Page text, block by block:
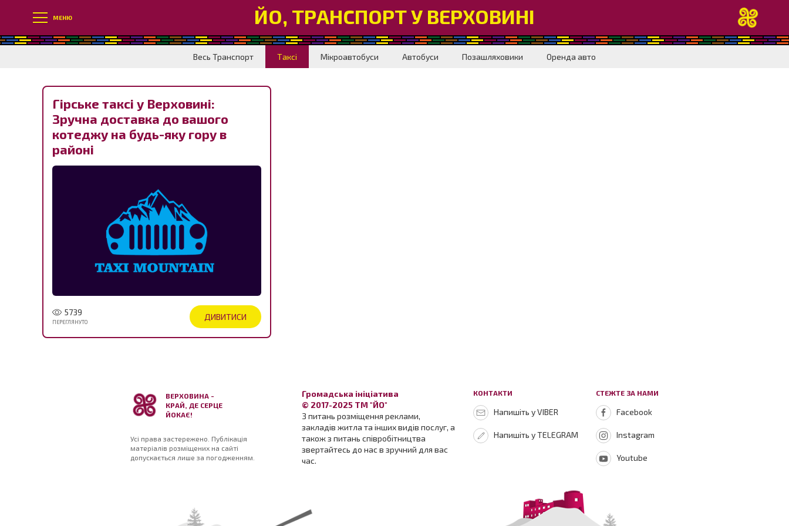
МЕНЮ ЙО, ТРАНСПОРТ У ВЕРХОВИНІ
Весь Транспорт Таксі Мікроавтобуси Автобуси Позашляховики Оренда авто
Гірське таксі у Верховині:
Зручна доставка до вашого
котеджу на будь-яку гору в
районі
5739
ПЕРЕГЛЯНУТО
ДИВИТИСИ
ВЕРХОВИНА -
КРАЙ, ДЕ СЕРЦЕ
ЙОКАЄ!
Усі права застережено. Публікація
матеріалів розміщених на сайті
допускається лише за погодженням.
Громадська ініціатива
© 2017-2025 ТМ "ЙО"
З питань розміщення реклами,
закладів житла та інших видів послуг, а
також з питань співробітництва
звертайтесь до нас в зручний для вас
час.
КОНТАКТИ
Напишіть у VIBER
Напишіть у TELEGRAM
СТЕЖТЕ ЗА НАМИ
Facebook
Instagram
Youtube